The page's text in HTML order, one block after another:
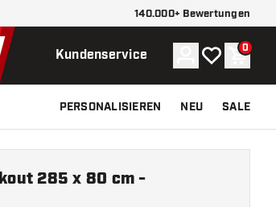
140.000+ Bewertungen
Kundenservice Konto
Meine 0
PERSONALISIEREN NEU SALE
285 x 80 cm -